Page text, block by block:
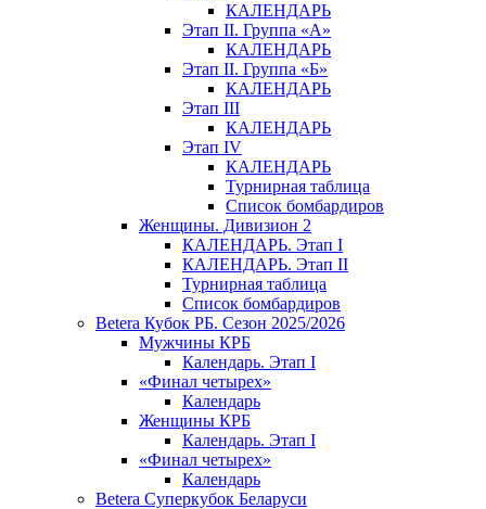
КАЛЕНДАРЬ
Этап II. Группа «А»
КАЛЕНДАРЬ
Этап II. Группа «Б»
КАЛЕНДАРЬ
Этап III
КАЛЕНДАРЬ
Этап IV
КАЛЕНДАРЬ
Турнирная таблица
Список бомбардиров
Женщины. Дивизион 2
КАЛЕНДАРЬ. Этап I
КАЛЕНДАРЬ. Этап II
Турнирная таблица
Список бомбардиров
Betera Кубок РБ. Сезон 2025/2026
Мужчины КРБ
Календарь. Этап I
«Финал четырех»
Календарь
Женщины КРБ
Календарь. Этап I
«Финал четырех»
Календарь
Betera Суперкубок Беларуси